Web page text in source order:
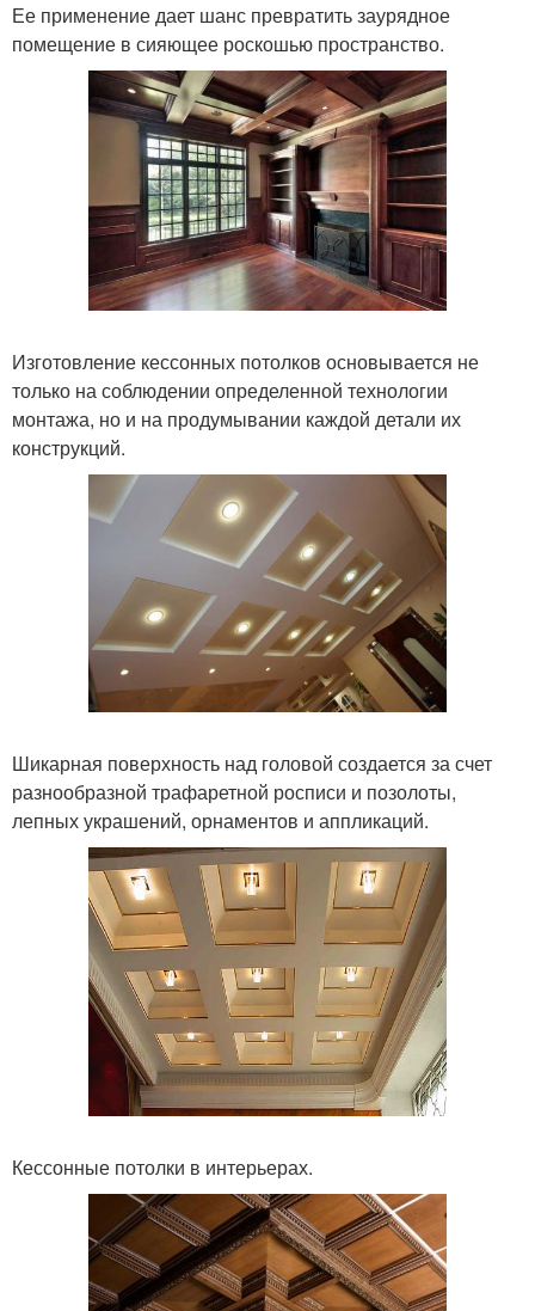
Ее применение дает шанс превратить заурядное
помещение в сияющее роскошью пространство.
Изготовление кессонных потолков основывается не
только на соблюдении определенной технологии
монтажа, но и на продумывании каждой детали их
конструкций.
Шикарная поверхность над головой создается за счет
разнообразной трафаретной росписи и позолоты,
лепных украшений, орнаментов и аппликаций.
Кессонные потолки в интерьерах.